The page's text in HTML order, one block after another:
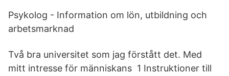
Psykolog - Information om lön, utbildning och
arbetsmarknad
Två bra universitet som jag förstått det. Med
mitt intresse för människans 1 Instruktioner till